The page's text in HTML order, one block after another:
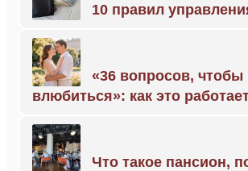
10 правил
«36 вопросов, чтобы
влюбиться»: как это
Что такое пансион,